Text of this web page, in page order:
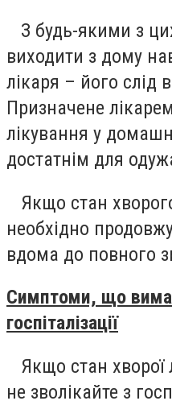
З будь-якими з
виходити з дому
лікаря – його слід
Призначене
лікування у
достатнім для
Якщо стан
необхідно
вдома до повного
Симптоми, що
госпіталізації
Якщо стан хворої
не зволікайте з